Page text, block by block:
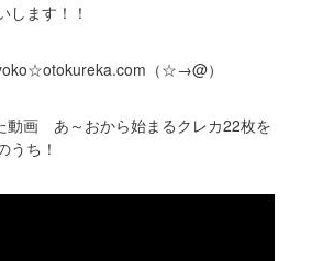
します！！
（☆→@）
動画 あ～おから始まるクレカ22枚を
うち！